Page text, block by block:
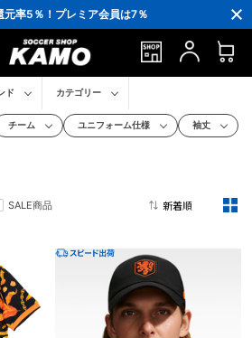
元率5％！プレミア会員は7％
に「10％OFFクーポン」プレゼント！
上でシューズケースプレゼント！
(税込)以上で送料無料！
ド カテゴリー
チーム ユニフォーム仕様 袖丈
SALE商品